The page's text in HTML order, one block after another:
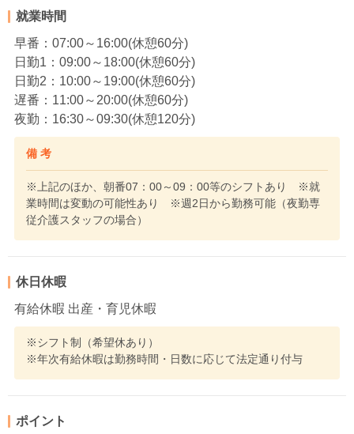
就業時間
早番：07:00～16:00(休憩60分)
日勤1：09:00～18:00(休憩60分)
日勤2：10:00～19:00(休憩60分)
遅番：11:00～20:00(休憩60分)
夜勤：16:30～09:30(休憩120分)
備 考
※上記のほか、朝番07：00～09：00等のシフトあり ※就
業時間は変動の可能性あり ※週2日から勤務可能（夜勤専
従介護スタッフの場合）
休日休暇
有給休暇 出産・育児休暇
※シフト制（希望休あり）
※年次有給休暇は勤務時間・日数に応じて法定通り付与
ポイント